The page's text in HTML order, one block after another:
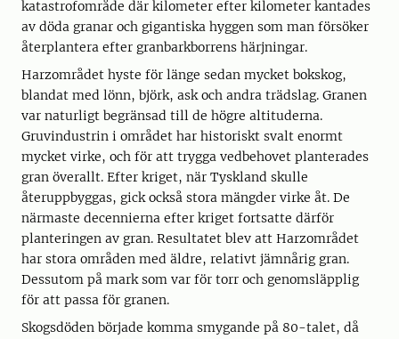
katastrofområde där kilometer efter kilometer kantades
av döda granar och gigantiska hyggen som man försöker
återplantera efter granbarkborrens härjningar.
Harzområdet hyste för länge sedan mycket bokskog,
blandat med lönn, björk, ask och andra trädslag. Granen
var naturligt begränsad till de högre altituderna.
Gruvindustrin i området har historiskt svalt enormt
mycket virke, och för att trygga vedbehovet planterades
gran överallt. Efter kriget, när Tyskland skulle
återuppbyggas, gick också stora mängder virke åt. De
närmaste decennierna efter kriget fortsatte därför
planteringen av gran. Resultatet blev att Harzområdet
har stora områden med äldre, relativt jämnårig gran.
Dessutom på mark som var för torr och genomsläpplig
för att passa för granen.
Skogsdöden började komma smygande på 80-talet, då